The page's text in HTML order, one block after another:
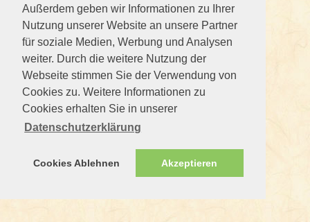
Außerdem geben wir Informationen zu Ihrer
Nutzung unserer Website an unsere Partner
für soziale Medien, Werbung und Analysen
weiter. Durch die weitere Nutzung der
Webseite stimmen Sie der Verwendung von
Cookies zu. Weitere Informationen zu
Cookies erhalten Sie in unserer
Datenschutzerklärung
Cookies Ablehnen Akzeptieren